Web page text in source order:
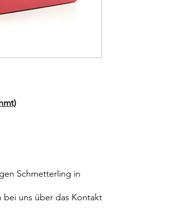
Schmetterling in
bei uns über das Kontakt